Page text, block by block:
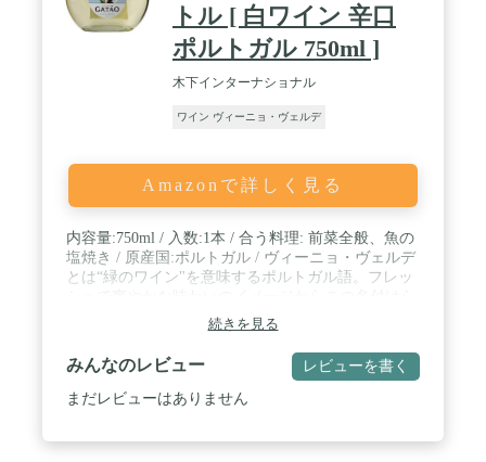
トル [ 白ワイン 辛口
ポルトガル 750ml ]
木下インターナショナル
ワイン ヴィーニョ・ヴェルデ
Amazonで詳しく見る
内容量:750ml / 入数:1本 / 合う料理: 前菜全般、魚の
塩焼き / 原産国:ポルトガル / ヴィーニョ・ヴェルデ
とは“緑のワイン"を意味するポルトガル語。フレッ
続きを見る
みんなのレビュー レビューを書く
まだレビューはありません